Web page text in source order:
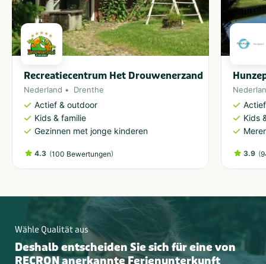
Recreatiecentrum Het Drouwenerzand
Nederland Drenthe
Actief & outdoor
Kids & familie
Gezinnen met jonge kinderen
4.3 (100 Bewertungen)
Kids
3.9 (
Wähle Qualität aus
Deshalb entscheiden Sie sich für eine von
RECRON anerkannte Ferienunterkunft